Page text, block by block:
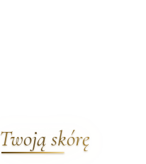
Twoją skórę